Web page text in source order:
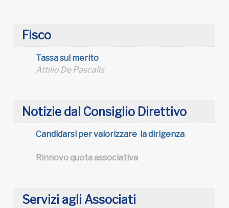
Fisco
Tassa sul merito
Attilio De Pascalis
Notizie dal Consiglio Direttivo
Candidarsi per valorizzare la dirigenza
Rinnovo quota associativa
Servizi agli Associati